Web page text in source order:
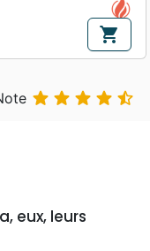
shopping_cart
    
eux, leurs